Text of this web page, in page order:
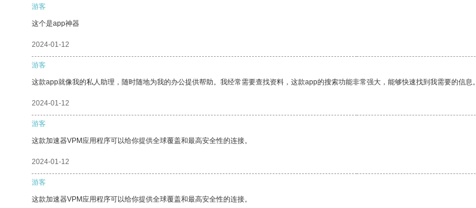
游客
这个是app神器
2024-01-12
游客
这款app就像我的私人助理，随时随地为我的办公提供帮助。我经常需要查找资料，这款app的搜索功能非常强大，能够快速找到我需要的信息。
2024-01-12
游客
这款加速器VPM应用程序可以给你提供全球覆盖和最高安全性的连接。
2024-01-12
游客
这款加速器VPM应用程序可以给你提供全球覆盖和最高安全性的连接。